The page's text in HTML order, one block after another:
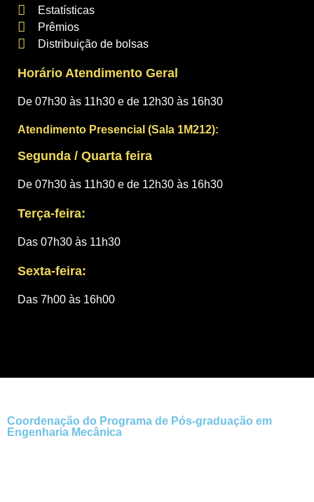
Estatísticas
Prêmios
Distribuição de bolsas
Horário Atendimento Geral
De 07h30 às 11h30 e de 12h30 às 16h30
Atendimento Presencial (Sala 1M212):
Segunda / Quarta feira
De 07h30 às 11h30 e de 12h30 às 16h30
Terça-feira:
Das 07h30 às 11h30
Sexta-feira:
Das 7h00 às 16h00
Coordenação do Programa de Pós-graduação em
Engenharia Mecânica